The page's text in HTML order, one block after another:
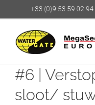
naar
+33 (0)9 53 59 02 94
#6 |
sloot/